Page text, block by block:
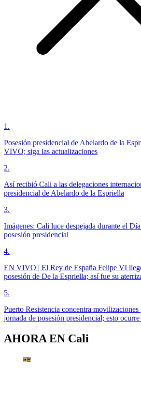
1 .
Posesión presidencial de Abelardo de la
VIVO; siga las actualizaciones
2.
Así recibió Cali a las delegaciones
presidencial de Abelardo de la Espriella
3.
Imágenes: Cali luce despejada durante el
posesión presidencial
4.
EN VIVO | El Rey de España Felipe VI
posesión de De la Espriella; así fue su
5.
Puerto Resistencia concentra movilizaciones
jornada de posesión presidencial; esto
AHORA EN Cali